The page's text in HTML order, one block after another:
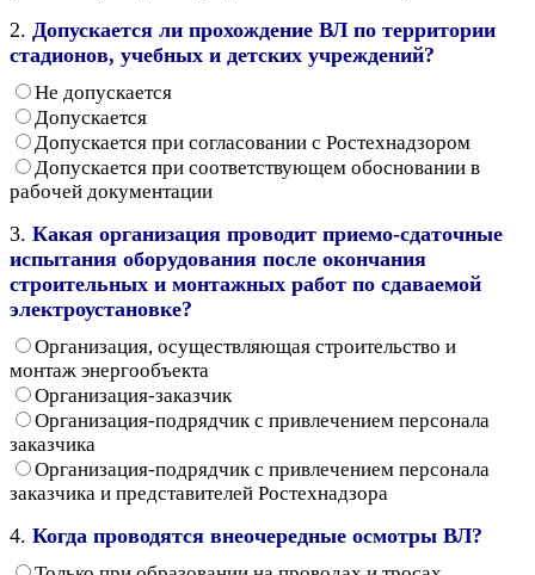
2. Допускается ли прохождение ВЛ по территории
стадионов, учебных и детских учреждений?
Не допускается
Допускается
Допускается при согласовании с Ростехнадзором
Допускается при соответствующем обосновании в
рабочей документации
3. Какая организация проводит приемо-сдаточные
испытания оборудования после окончания
строительных и монтажных работ по сдаваемой
электроустановке?
Организация, осуществляющая строительство и
монтаж энергообъекта
Организация-заказчик
Организация-подрядчик с привлечением персонала
заказчика
Организация-подрядчик с привлечением персонала
заказчика и представителей Ростехнадзора
4. Когда проводятся внеочередные осмотры ВЛ?